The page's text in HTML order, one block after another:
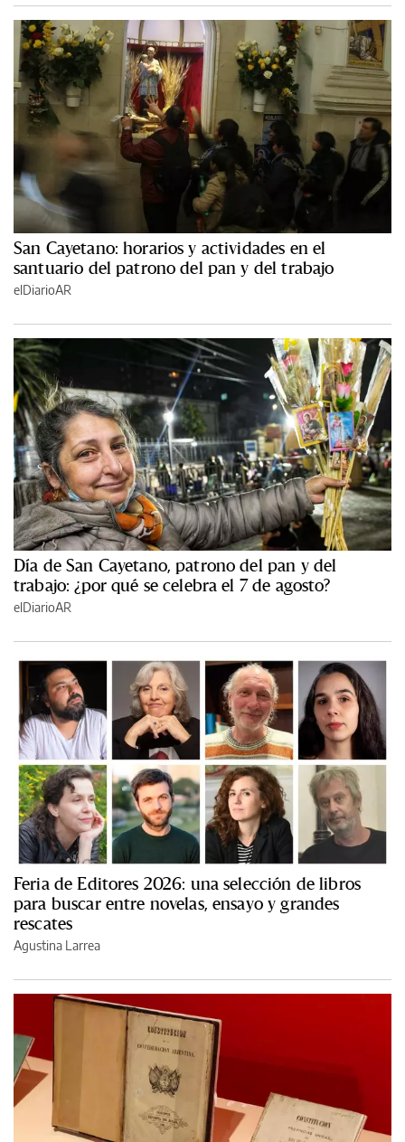
San Cayetano: horarios y actividades en el
santuario del patrono del pan y del trabajo
elDiarioAR
Día de San Cayetano, patrono del pan y del
trabajo: ¿por qué se celebra el 7 de agosto?
elDiarioAR
Feria de Editores 2026: una selección de libros
para buscar entre novelas, ensayo y grandes
rescates
Agustina Larrea